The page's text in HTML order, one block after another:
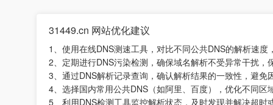
31449.cn 网站优化建议
1、使用在线DNS测速工具，对比不同公共DNS的解析速
2、定期进行DNS污染检测，确保域名解析不受异常干扰，
3、通过DNS解析记录查询，确认解析结果的一致性，避免
4、选择国内常用公共DNS（如阿里、百度），优化不同区
5、利用DNS检测工具监控解析状态，及时发现并解决超时